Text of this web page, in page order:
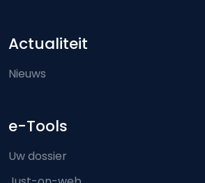
Actualiteit
Nieuws
e-Tools
Uw dossier